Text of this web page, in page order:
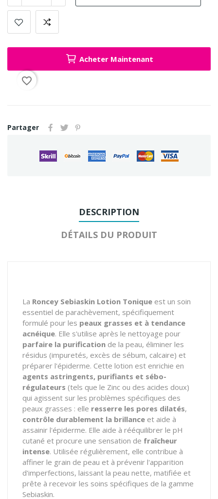
Acheter Maintenant
favorite_border
Partager
DESCRIPTION
DÉTAILS DU PRODUIT
La Roncey Sebiaskin Lotion Tonique est un soin
essentiel de parachèvement, spécifiquement
formulé pour les peaux grasses et à tendance
acnéique. Elle s'utilise après le nettoyage pour
parfaire la purification de la peau, éliminer les
résidus (impuretés, excès de sébum, calcaire) et
préparer l'épiderme. Cette lotion est enrichie en
agents astringents, purifiants et sébo-
régulateurs (tels que le Zinc ou des acides doux)
qui agissent sur les problèmes spécifiques des
peaux grasses : elle resserre les pores dilatés,
contrôle durablement la brillance et aide à
assainir l'épiderme. Elle aide à rééquilibrer le pH
cutané et procure une sensation de fraîcheur
intense. Utilisée régulièrement, elle contribue à
affiner le grain de peau et à prévenir l'apparition
d'imperfections, laissant la peau nette, matifiée et
prête à recevoir les soins spécifiques de la gamme
Sebiaskin.